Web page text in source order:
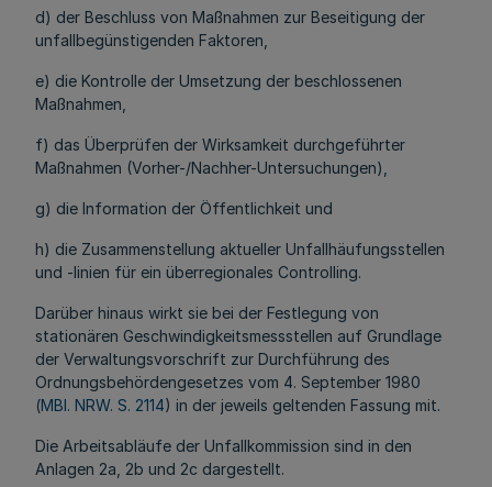
d) der Beschluss von Maßnahmen zur Beseitigung der
unfallbegünstigenden Faktoren,
e) die Kontrolle der Umsetzung der beschlossenen
Maßnahmen,
f) das Überprüfen der Wirksamkeit durchgeführter
Maßnahmen (Vorher-/Nachher-Untersuchungen),
g) die Information der Öffentlichkeit und
h) die Zusammenstellung aktueller Unfallhäufungsstellen
und -linien für ein überregionales Controlling.
Darüber hinaus wirkt sie bei der Festlegung von
stationären Geschwindigkeitsmessstellen auf Grundlage
der Verwaltungsvorschrift zur Durchführung des
Ordnungsbehördengesetzes vom 4. September 1980
(MBl. NRW. S. 2114) in der jeweils geltenden Fassung mit.
Die Arbeitsabläufe der Unfallkommission sind in den
Anlagen 2a, 2b und 2c dargestellt.